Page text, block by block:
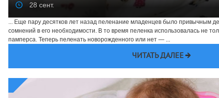
28 сент.
... Еще пару десятков лет назад пеленание младенцев было привычным
сомнений в его необходимости. В то время пеленка использовалась не
памперса. Теперь пеленать новорожденного или нет — ...
ЧИТАТЬ ДАЛЕЕ